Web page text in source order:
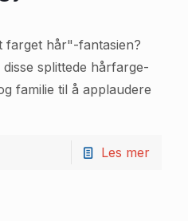
farget hår"-fantasien?
splittede hårfarge-
familie til å applaudere
Les mer